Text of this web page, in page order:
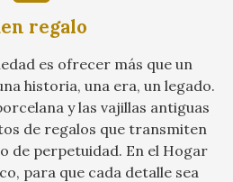
regalo
es ofrecer más que un
historia, una era, un legado.
y las vajillas antiguas
de regalos que transmiten
de perpetuidad. En el Hogar
para que cada detalle sea